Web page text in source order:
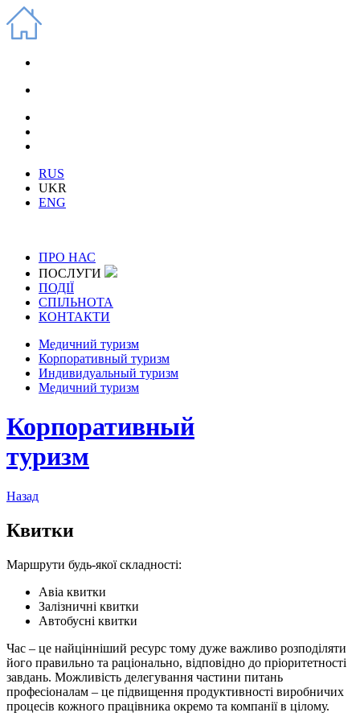
RUS
UKR
ENG
ПРО НАС
ПОСЛУГИ
ПОДІЇ
СПІЛЬНОТА
КОНТАКТИ
Медичний туризм
Корпоративный туризм
Индивидуальный туризм
Медичний туризм
Корпоративный
туризм
Назад
Квитки
Маршрути будь-якої складності:
Авіа квитки
Залізничні квитки
Автобусні квитки
Час – це найцінніший ресурс тому дуже важливо розподіляти
його правильно та раціонально, відповідно до пріоритетності
завдань. Можливість делегування частини питань
професіоналам – це підвищення продуктивності виробничих
процесів кожного працівника окремо та компанії в цілому.